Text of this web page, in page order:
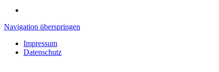
Navigation überspringen
Impressum
Datenschutz